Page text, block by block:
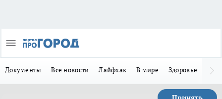
Документы Все новости Лайфхак В мире Здоровье